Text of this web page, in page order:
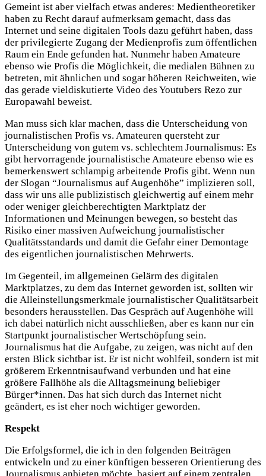
Gemeint ist aber vielfach etwas anderes: Medientheoretiker
haben zu Recht darauf aufmerksam gemacht, dass das
Internet und seine digitalen Tools dazu geführt haben, dass
der privilegierte Zugang der Medienprofis zum öffentlichen
Raum ein Ende gefunden hat. Nunmehr haben Amateure
ebenso wie Profis die Möglichkeit, die medialen Bühnen zu
betreten, mit ähnlichen und sogar höheren Reichweiten, wie
das gerade vieldiskutierte Video des Youtubers Rezo zur
Europawahl beweist.
Man muss sich klar machen, dass die Unterscheidung von
journalistischen Profis vs. Amateuren quersteht zur
Unterscheidung von gutem vs. schlechtem Journalismus: Es
gibt hervorragende journalistische Amateure ebenso wie es
bemerkenswert schlampig arbeitende Profis gibt. Wenn nun
der Slogan “Journalismus auf Augenhöhe” implizieren soll,
dass wir uns alle publizistisch gleichwertig auf einem mehr
oder weniger gleichberechtigten Marktplatz der
Informationen und Meinungen bewegen, so besteht das
Risiko einer massiven Aufweichung journalistischer
Qualitätsstandards und damit die Gefahr einer Demontage
des eigentlichen journalistischen Mehrwerts.
Im Gegenteil, im allgemeinen Gelärm des digitalen
Marktplatzes, zu dem das Internet geworden ist, sollten wir
die Alleinstellungsmerkmale journalistischer Qualitätsarbeit
besonders herausstellen. Das Gespräch auf Augenhöhe will
ich dabei natürlich nicht ausschließen, aber es kann nur ein
Startpunkt journalistischer Wertschöpfung sein.
Journalismus hat die Aufgabe, zu zeigen, was nicht auf den
ersten Blick sichtbar ist. Er ist nicht wohlfeil, sondern ist mit
größerem Erkenntnisaufwand verbunden und hat eine
größere Fallhöhe als die Alltagsmeinung beliebiger
Bürger*innen. Das hat sich durch das Internet nicht
geändert, es ist eher noch wichtiger geworden.
Respekt
Die Erfolgsformel, die ich in den folgenden Beiträgen
entwickeln und zu einer künftigen besseren Orientierung des
Journalismus anbieten möchte, basiert auf einem zentralen